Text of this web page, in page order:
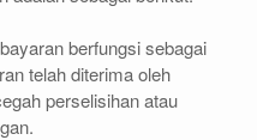
berfungsi sebagai
telah diterima oleh
perselisihan atau